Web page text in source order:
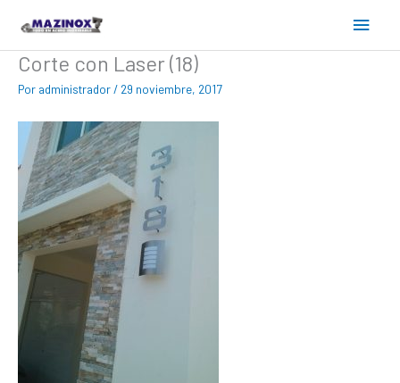
contenido
Menú
Corte con Laser (18)
Por administrador/ 29 noviembre, 2017